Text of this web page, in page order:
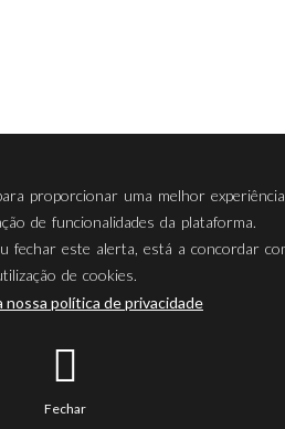
proporcionar uma melhor
de funcionalidades da plataforma.
fechar este alerta, está a concordar
de cookies.
nossa política de privacidade
Fechar